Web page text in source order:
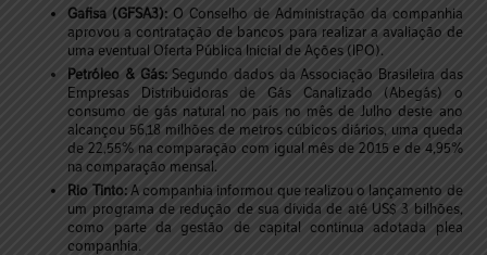
Gafisa (GFSA3): O Conselho de Administração da companhia
aprovou a contratação de bancos para realizar a avaliação de
uma eventual Oferta Pública Inicial de Ações (IPO).
Petróleo & Gás:Segundo dados da Associação Brasileira das
Empresas Distribuidoras de Gás Canalizado (Abegás) o
consumo de gás natural no país no mês de Julho deste ano
alcançou 56,18 milhões de metros cúbicos diários, uma queda
de 22,55% na comparação com igual mês de 2015 e de 4,95%
na comparação mensal.
Rio Tinto:A companhia informou que realizou o lançamento de
um programa de redução de sua dívida de até US$ 3 bilhões,
como parte da gestão de capital contínua adotada plea
companhia.